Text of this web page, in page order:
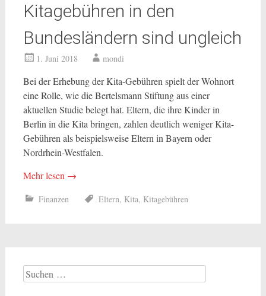
Kitagebühren in den
Bundesländern sind ungleich
1. Juni 2018 mondi
Bei der Erhebung der Kita-Gebühren spielt der Wohnort
eine Rolle, wie die Bertelsmann Stiftung aus einer
aktuellen Studie belegt hat. Eltern, die ihre Kinder in
Berlin in die Kita bringen, zahlen deutlich weniger Kita-
Gebühren als beispielsweise Eltern in Bayern oder
Nordrhein-Westfalen.
Mehr lesen →
Finanzen Eltern, Kita, Kitagebühren
Suchen
nach: